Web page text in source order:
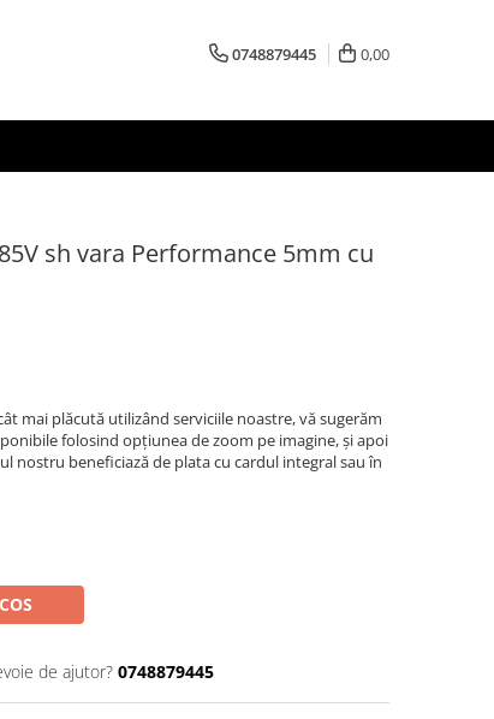
0748879445 0,00
sh vara Performance 5mm cu
mai plăcută utilizând serviciile noastre, vă sugerăm
folosind opțiunea de zoom pe imagine, și apoi
nostru beneficiază de plata cu cardul integral sau în
de ajutor? 0748879445